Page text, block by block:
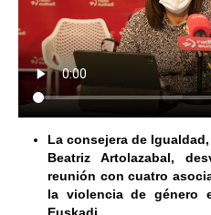
La consejera de
Beatriz Artolazabal,
reunión con cuatro
la violencia de género